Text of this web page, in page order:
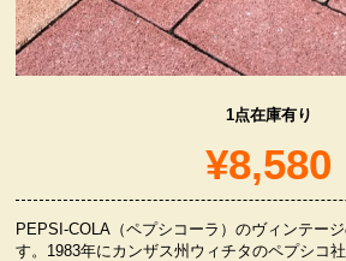
キャラクター・グ
喫煙具
服飾小物雑貨
1点在庫有り
¥8,580
PEPSI-COLA（ペプシコーラ）のヴィンテー
す。1983年にカンザス州ウィチタのペプシコ